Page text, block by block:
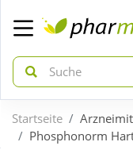
zurück
zurück
Startseite
Phosphonorm